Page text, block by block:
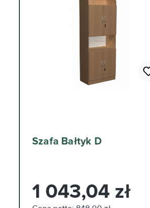
Szafa Bałtyk D
Cena regularna:
1 043,04 zł